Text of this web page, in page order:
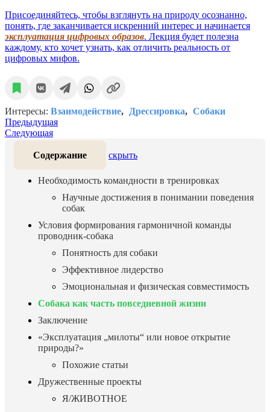
Присоединяйтесь, чтобы взглянуть на природу осознанно,
понять, где заканчивается искренний интерес и начинается
эксплуатация цифровых образов. Лекция будет полезна
каждому, кто хочет узнать, как отличить реальность от
цифровых мифов.
Интересы: Взаимодействие Дрессировка
Собаки
Предыдущая
Следующая
Содержание скрыть
Необходимость командности в тренировках
Научные достижения в понимании поведения
собак
Условия формирования гармоничной команды
проводник-собака
Понятность для собаки
Эффективное лидерство
Эмоциональная и физическая совместимость
Собака как часть повседневной жизни
Заключение
«Эксплуатация „милоты“ или новое открытие
природы?»
Похожие статьи
Дружественные проекты
Я/ЖИВОТНОЕ